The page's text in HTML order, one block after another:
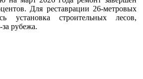
Для реставрации 26-метровых
установка строительных лесов,
рубежа.